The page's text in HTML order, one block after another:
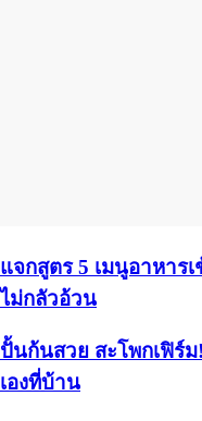
แจกสูตร 5 เมนูอาหา
ไม่กลัวอ้วน
ปั้นก้นสวย สะโพกเฟิร์
เองที่บ้าน